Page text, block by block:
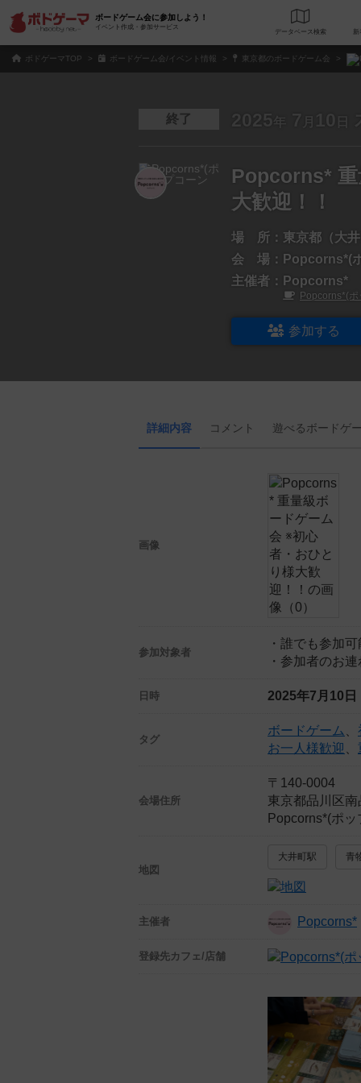
ボードゲーム会に参加しよう！
イベント作成・参加サービス
データベース 検
ボドゲーマTOP ボードゲーム会/イベント情報 東京都のボードゲーム会
終了 2025 年 7 月 10 日
Popcorns*
大歓迎！！
場 所： 東京都（大
会 場： Popcorns*(
主催者： Popcorns*
Popcorns*(
参加する
詳細内容 コメント 遊べるボードゲ
画像
参加対象者
・誰でも参加可
・参加者のお
日時 2025年7月10日
タグ
ボードゲーム
お一人様歓迎
会場住所
〒140-0004
東京都品川区
Popcorns*(ポ
地図
大井町駅 青
主催者 Popcorns*
登録先カフェ/店舗